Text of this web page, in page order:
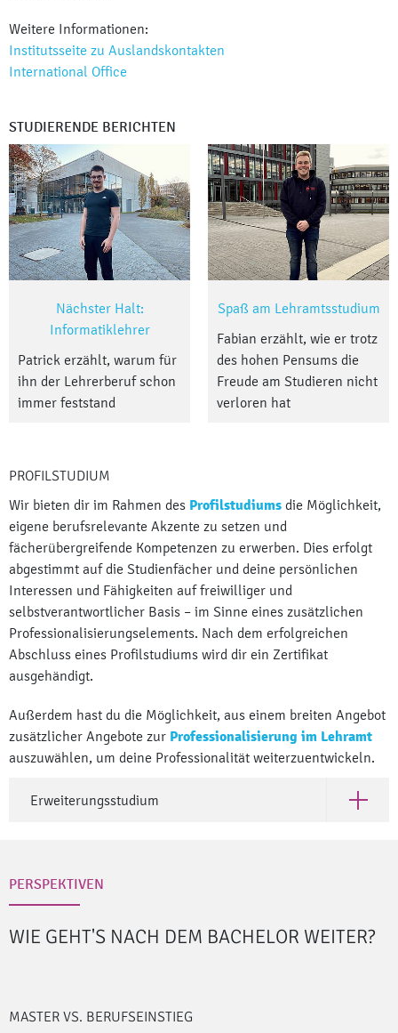
Weitere Informationen:
Institutsseite zu Auslandskontakten
International Office
STUDIERENDE BERICHTEN
Nächster Halt:
Informatiklehrer
Patrick erzählt, warum für
ihn der Lehrerberuf schon
immer feststand
Spaß am Lehramtsstudium
Fabian erzählt, wie er trotz
des hohen Pensums die
Freude am Studieren nicht
verloren hat
PROFILSTUDIUM
Wir bieten dir im Rahmen des Profilstudiums die Möglichkeit,
eigene berufsrelevante Akzente zu setzen und
fächerübergreifende Kompetenzen zu erwerben. Dies erfolgt
abgestimmt auf die Studienfächer und deine persönlichen
Interessen und Fähigkeiten auf freiwilliger und
selbstverantwortlicher Basis – im Sinne eines zusätzlichen
Professionalisierungselements. Nach dem erfolgreichen
Abschluss eines Profilstudiums wird dir ein Zertifikat
ausgehändigt.
Außerdem hast du die Möglichkeit, aus einem breiten Angebot
zusätzlicher Angebote zur Professionalisierung im Lehramt
auszuwählen, um deine Professionalität weiterzuentwickeln.
Erweiterungsstudium Öffne
PERSPEKTIVEN
WIE GEHT'S NACH DEM BACHELOR WEITER?
MASTER VS. BERUFSEINSTIEG